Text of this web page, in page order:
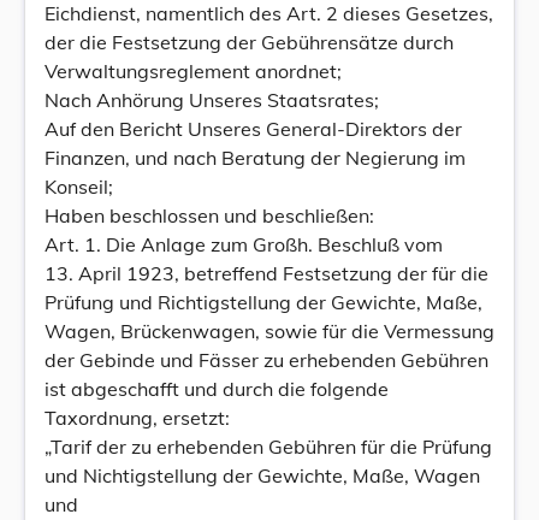
Eichdienst, namentlich des Art. 2 dieses Gesetzes,
der die Festsetzung der Gebührensätze durch
Verwaltungsreglement anordnet;
Nach Anhörung Unseres Staatsrates;
Auf den Bericht Unseres General-Direktors der
Finanzen, und nach Beratung der Negierung im
Konseil;
Haben beschlossen und beschließen:
Art. 1. Die Anlage zum Großh. Beschluß vom
13. April 1923, betreffend Festsetzung der für die
Prüfung und Richtigstellung der Gewichte, Maße,
Wagen, Brückenwagen, sowie für die Vermessung
der Gebinde und Fässer zu erhebenden Gebühren
ist abgeschafft und durch die folgende
Taxordnung, ersetzt:
„Tarif der zu erhebenden Gebühren für die Prüfung
und Nichtigstellung der Gewichte, Maße, Wagen
und